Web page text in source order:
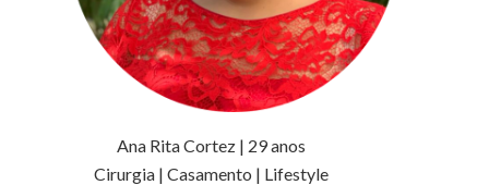
Ana Rita Cortez | 29 anos
Cirurgia | Casamento | Lifestyle